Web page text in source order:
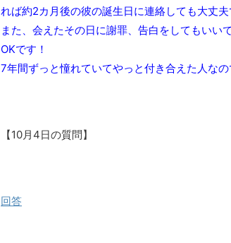
れば約2カ月後の彼の誕生日に連絡しても大丈
また、会えたその日に謝罪、告白をしてもい
OKです！
7年間ずっと憧れていてやっと付き合えた人なの
【10月4日の質問】
回答